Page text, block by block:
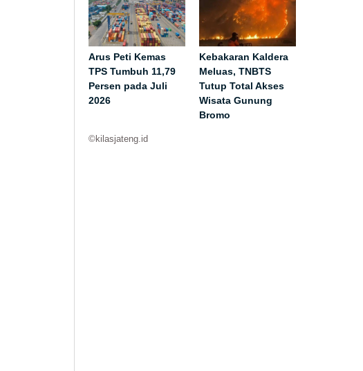
Arus Peti Kemas
TPS Tumbuh 11,79
Persen pada Juli
2026
Kebakaran Kaldera
Meluas, TNBTS
Tutup Total Akses
Wisata Gunung
Bromo
©kilasjateng.id